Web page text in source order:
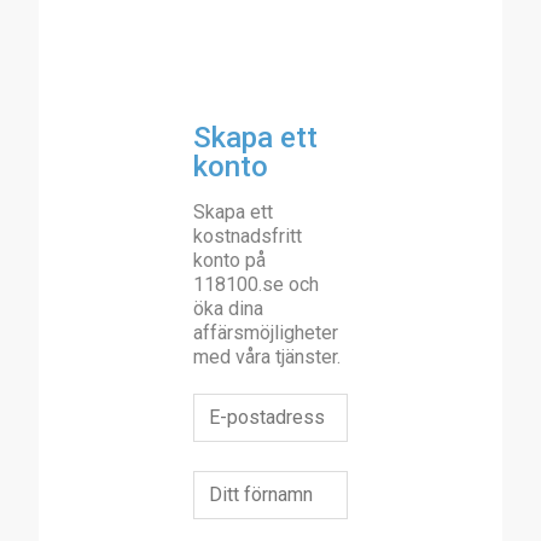
Skapa ett
konto
Skapa ett
kostnadsfritt
konto på
118100.se och
öka dina
affärsmöjligheter
med våra tjänster.